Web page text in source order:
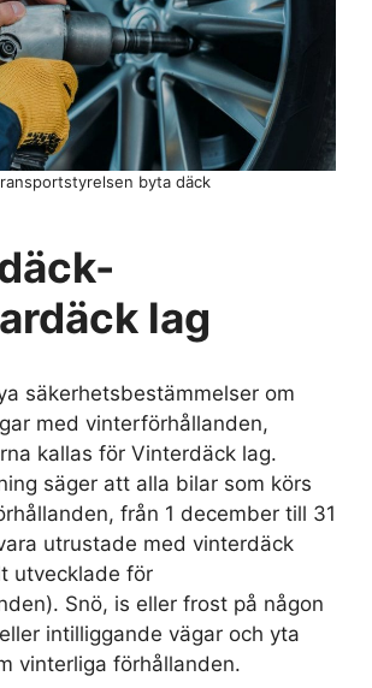
byta däck
lag
säkerhetsbestämmelser om
med vinterförhållanden,
kallas för Vinterdäck lag.
säger att alla bilar som körs
från 1 december till 31
utrustade med vinterdäck
utvecklade för
Snö, is eller frost på någon
intilliggande vägar och yta
vinterliga förhållanden.